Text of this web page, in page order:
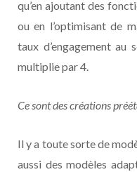
qu’en ajoutant des
ou en l’optimisant de
taux d’engagement au
multiplie par 4.
Ce sont des créations
Il y a toute sorte de
aussi des modèles